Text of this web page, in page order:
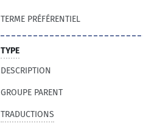
TERME PRÉFÉRENTIEL
TYPE
DESCRIPTION
GROUPE PARENT
TRADUCTIONS